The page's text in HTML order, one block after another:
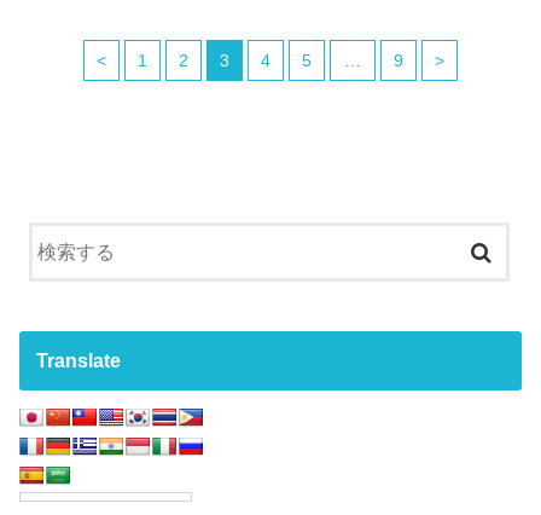
< 1 2 3 4 5 9 >
Translate